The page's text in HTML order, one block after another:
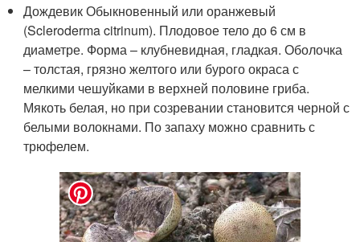
Дождевик Обыкновенный или оранжевый
(Scleroderma citrinum). Плодовое тело до 6 см в
диаметре. Форма – клубневидная, гладкая. Оболочка
– толстая, грязно желтого или бурого окраса с
мелкими чешуйками в верхней половине гриба.
Мякоть белая, но при созревании становится черной с
белыми волокнами. По запаху можно сравнить с
трюфелем.